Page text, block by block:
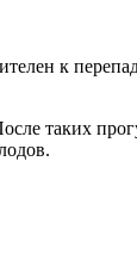
к
таких